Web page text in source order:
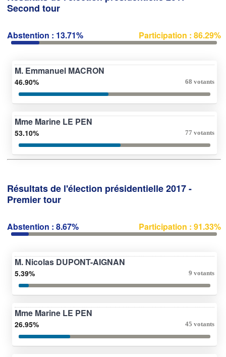
Second tour
Abstention : 13.71% Participation : 86.29%
M. Emmanuel MACRON
46.90% 68 votants
Mme Marine LE PEN
53.10% 77 votants
Résultats de l'élection présidentielle 2017 -
Premier tour
Abstention : 8.67% Participation : 91.33%
M. Nicolas DUPONT-AIGNAN
5.39% 9 votants
Mme Marine LE PEN
26.95% 45 votants